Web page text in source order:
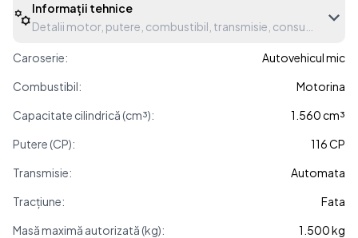
Informații tehnice
Detalii motor, putere, combustibil, transmisie, consum etc.
Caroserie:
Autovehicul mic
Combustibil:
Motorina
Capacitate cilindrică (cm³):
1.560 cm³
Putere (CP):
116 CP
Transmisie:
Automata
Tracțiune:
Fata
Masă maximă autorizată (kg):
1.500 kg